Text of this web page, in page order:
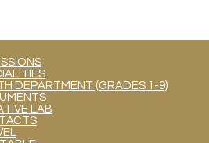
DEPARTMENT (GRADES 1-9)
LAB